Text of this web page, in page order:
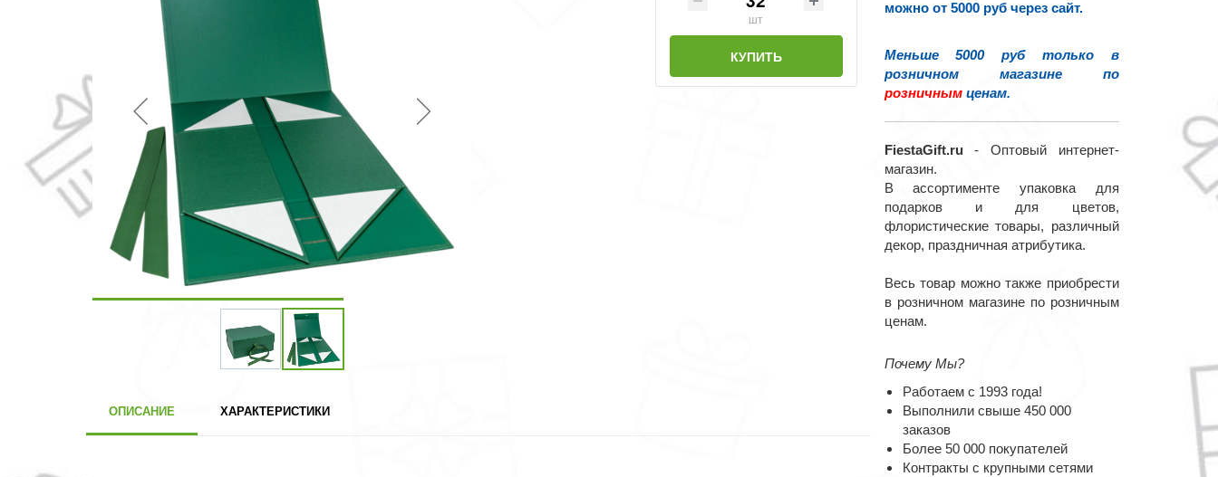
шт
КУПИТЬ
ОПИСАНИЕ ХАРАКТЕРИСТИКИ
можно от 5000 руб через сайт.
Меньше 5000 руб только в
розничном магазине по
розничнымценам.
FiestaGift.ru- Оптовый интернет-
магазин.
В ассортименте упаковка для
подарков и для цветов,
флористические товары, различный
декор, праздничная атрибутика.
Весь товар можно также приобрести
в розничном магазине по розничным
ценам.
Почему Мы?
Работаем с 1993 года!
Выполнили свыше 450 000
заказов
Более 50 000 покупателей
Контракты с крупными сетями